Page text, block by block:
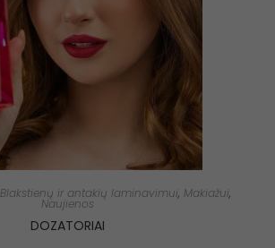
Blakstienų ir antakių laminavimui, Makiažui,
Naujienos
DOZATORIAI